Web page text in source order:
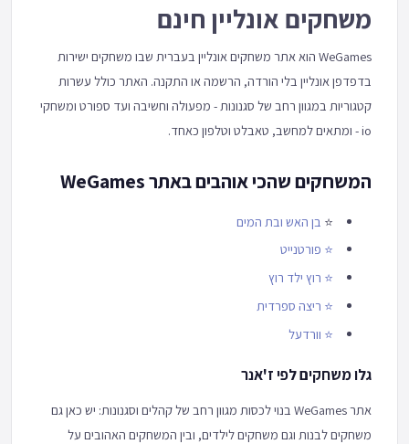
משחקים אונליין חינם
WeGames הוא אתר משחקים אונליין בעברית שבו משחקים ישירות
בדפדפן אונליין בלי הורדה, הרשמה או התקנה. האתר כולל עשרות
קטגוריות במגוון רחב של סגנונות - מפעולה וחשיבה ועד ספורט ומשחקי
io - ומתאים למחשב, טאבלט וטלפון כאחד.
המשחקים שהכי אוהבים באתר WeGames
⭐ בן האש ובת המים
⭐ פורטנייט
⭐ רוץ ילד רוץ
⭐ ריצה ספרדית
⭐ וורדעל
גלו משחקים לפי ז'אנר
אתר WeGames בנוי לכסות מגוון רחב של קהלים וסגנונות: יש כאן גם
משחקים לבנות וגם משחקים לילדים, ובין המשחקים האהובים על